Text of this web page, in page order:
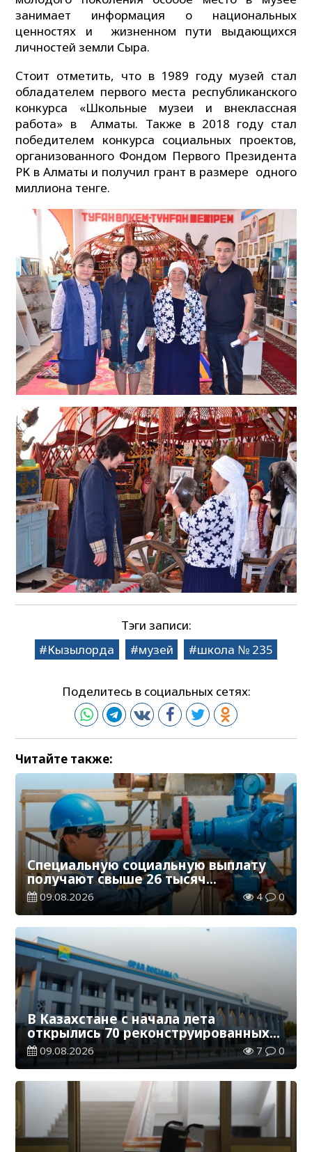
занимает информация о национальных
ценностях и жизненном пути выдающихся
личностей земли Сыра.
Стоит отметить, что в 1989 году музей стал
обладателем первого места республиканского
конкурса «Школьные музеи и внеклассная
работа» в Алматы. Также в 2018 году стал
победителем конкурса социальных проектов,
организованного Фондом Первого Президента
РК в Алматы и получил грант в размере одного
миллиона тенге.
Тэги записи:
Кызылорда
музей школа № 235
Поделитесь в социальных сетях:
Читайте также:
Специальную социальную выплату
получают свыше 26 тысяч
работников, занятых во вредных
условиях труда
09.08.2026 4 0
В Казахстане с начала лета
открылись 70 реконструированных
железнодорожных вокзалов
09.08.2026 7 0